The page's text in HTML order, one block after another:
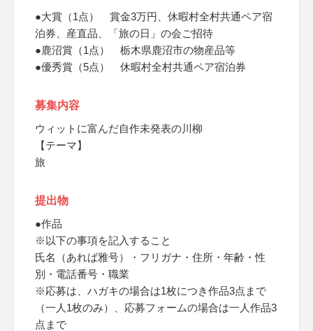
●大賞（1点） 賞金3万円、休暇村全村共通ペア宿
泊券、産直品、「旅の日」の会ご招待
●鹿沼賞（1点） 栃木県鹿沼市の物産品等
●優秀賞（5点） 休暇村全村共通ペア宿泊券
募集内容
ウィットに富んだ自作未発表の川柳
【テーマ】
旅
提出物
●作品
※以下の事項を記入すること
氏名（あれば雅号）・フリガナ・住所・年齢・性
別・電話番号・職業
※応募は、ハガキの場合は1枚につき作品3点まで
（一人1枚のみ）、応募フォームの場合は一人作品3
点まで